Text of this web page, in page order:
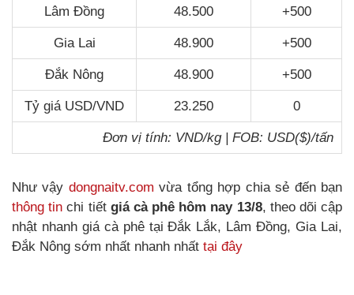
Lâm Đồng 48.500 +500
Gia Lai 48.900 +500
Đắk Nông 48.900 +500
Tỷ giá USD/VND 23.250 0
Đơn vị tính: VND/kg | FOB: USD($)/tấn
Như vậy dongnaitv.com vừa tổng hợp chia sẻ đến bạn
thông tin chi tiết giá cà phê hôm nay 13/8, theo dõi cập
nhật nhanh giá cà phê tại Đắk Lắk, Lâm Đồng, Gia Lai,
Đắk Nông sớm nhất nhanh nhất tại đây